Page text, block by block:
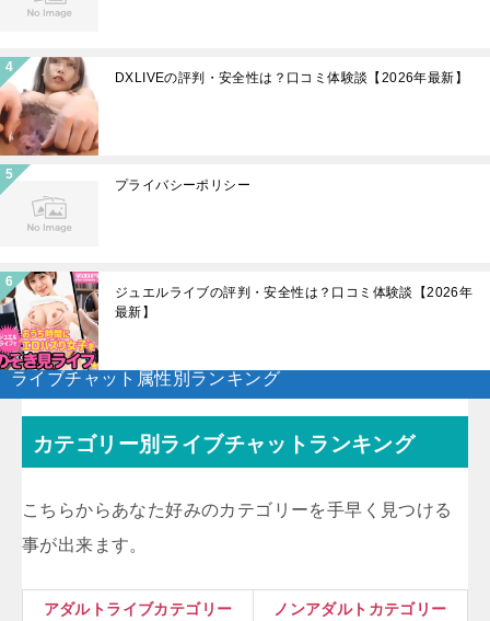
DXLIVEの評判・安全性は？口コミ体験談【2026年最新】
プライバシーポリシー
ジュエルライブの評判・安全性は？口コミ体験談【2026年
最新】
ライブチャット属性別ランキング
カテゴリー別ライブチャットランキング
こちらからあなた好みのカテゴリーを手早く見つける
事が出来ます。
アダルトライブカテゴリー ノンアダルトカテゴリー